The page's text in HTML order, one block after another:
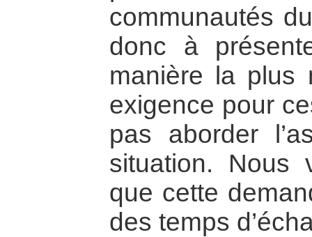
communautés
donc à
manière la plus
exigence pour
pas aborder
situation. Nous
que cette
des temps